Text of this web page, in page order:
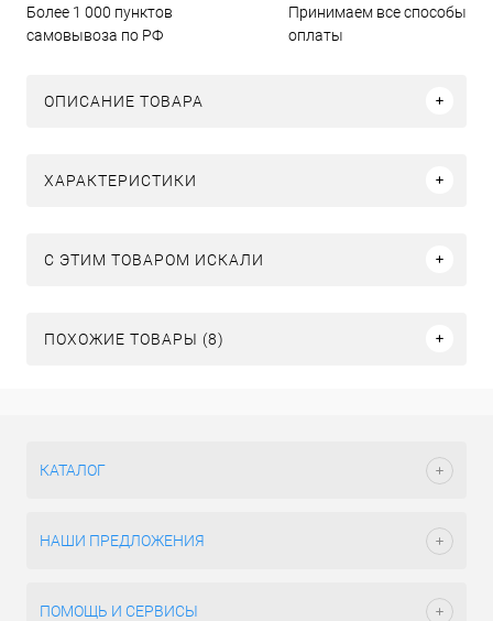
Более 1 000 пунктов
самовывоза по РФ
Принимаем все способы
оплаты
ОПИСАНИЕ ТОВАРА
ХАРАКТЕРИСТИКИ
C ЭТИМ ТОВАРОМ ИСКАЛИ
ПОХОЖИЕ ТОВАРЫ (8)
КАТАЛОГ
НАШИ ПРЕДЛОЖЕНИЯ
ПОМОЩЬ И СЕРВИСЫ